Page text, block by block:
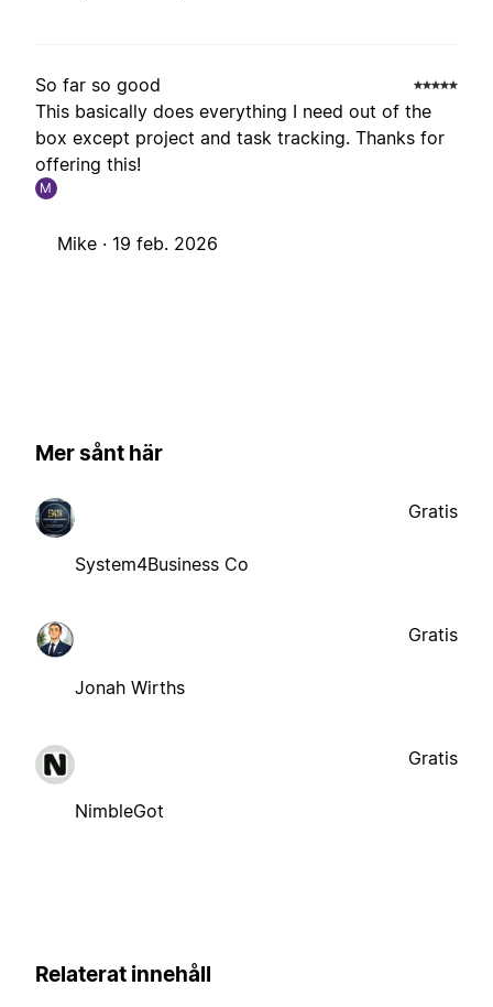
So far so good
This basically does everything I need out of the
box except project and task tracking. Thanks for
offering this!
M
Mike · 19 feb. 2026
Mer sånt här
System4Business Co
Gratis
Jonah Wirths
Gratis
NimbleGot
Gratis
Relaterat innehåll